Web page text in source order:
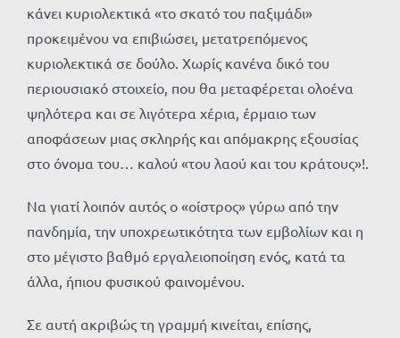
κάνει κυριολεκτικά «το σκατό του παξιμάδι»
προκειμένου να επιβιώσει, μετατρεπόμενος
κυριολεκτικά σε δούλο. Χωρίς κανένα δικό του
περιουσιακό στοιχείο, που θα μεταφέρεται ολοένα
ψηλότερα και σε λιγότερα χέρια, έρμαιο των
αποφάσεων μιας σκληρής και απόμακρης εξουσίας
στο όνομα του… καλού «του λαού και του κράτους»!.
Να γιατί λοιπόν αυτός ο «οίστρος» γύρω από την
πανδημία, την υποχρεωτικότητα των εμβολίων και η
στο μέγιστο βαθμό εργαλειοποίηση ενός, κατά τα
άλλα, ήπιου φυσικού φαινομένου.
Σε αυτή ακριβώς τη γραμμή κινείται, επίσης,